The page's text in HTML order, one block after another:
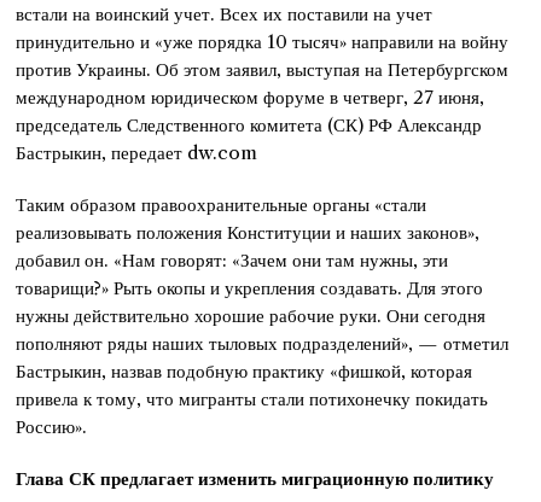
встали на воинский учет. Всех их поставили на учет
принудительно и «уже порядка 10 тысяч» направили на войну
против Украины. Об этом заявил, выступая на Петербургском
международном юридическом форуме в четверг, 27 июня,
председатель Следственного комитета (СК) РФ Александр
Бастрыкин, передает dw.com
Таким образом правоохранительные органы «стали
реализовывать положения Конституции и наших законов»,
добавил он. «Нам говорят: «Зачем они там нужны, эти
товарищи?» Рыть окопы и укрепления создавать. Для этого
нужны действительно хорошие рабочие руки. Они сегодня
пополняют ряды наших тыловых подразделений», — отметил
Бастрыкин, назвав подобную практику «фишкой, которая
привела к тому, что мигранты стали потихонечку покидать
Россию».
Глава СК предлагает изменить миграционную политику